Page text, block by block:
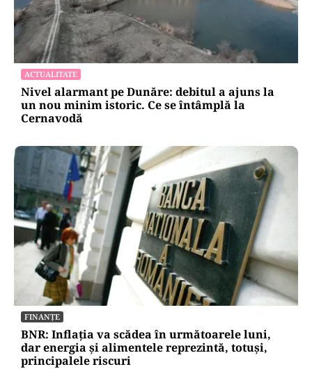
ACTUALITATE
Nivel alarmant pe Dunăre: debitul a ajuns la
un nou minim istoric. Ce se întâmplă la
Cernavodă
FINANȚE
BNR: Inflația va scădea în următoarele luni,
dar energia și alimentele reprezintă, totuși,
principalele riscuri